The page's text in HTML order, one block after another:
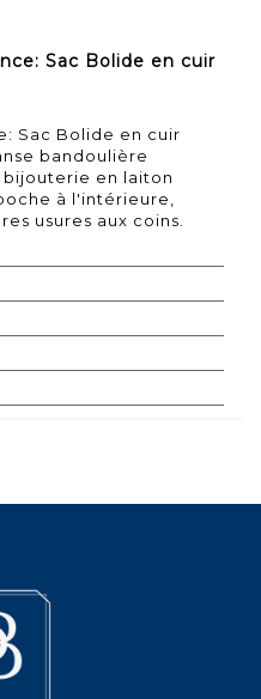
Sac Bolide en cuir
Sac Bolide en cuir
bandoulière
en laiton
à l'intérieure,
usures aux coins.